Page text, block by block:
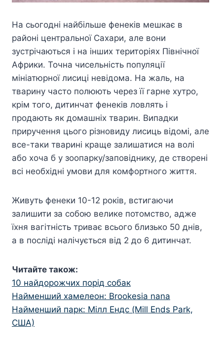
На сьогодні найбільше фенеків мешкає в
районі центральної Сахари, але вони
зустрічаються і на інших територіях Північної
Африки. Точна чисельність популяції
мініатюрної лисиці невідома. На жаль, на
тварину часто полюють через її гарне хутро,
крім того, дитинчат фенеків ловлять і
продають як домашніх тварин. Випадки
приручення цього різновиду лисиць відомі, але
все-таки тварині краще залишатися на волі
або хоча б у зоопарку/заповіднику, де створені
всі необхідні умови для комфортного життя.
Живуть фенеки 10-12 років, встигаючи
залишити за собою велике потомство, адже
їхня вагітність триває всього близько 50 днів,
а в посліді налічується від 2 до 6 дитинчат.
Читайте також:
10 найдорожчих порід собак
Найменший хамелеон: Brookesia nana
Найменший парк: Мілл Ендс (Mill Ends Park,
США)